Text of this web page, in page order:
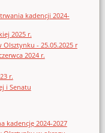
kadencji 2024-
2025 r.
- 25.05.2025 r
2024 r.
r.
i Senatu
kadencję 2024-2027